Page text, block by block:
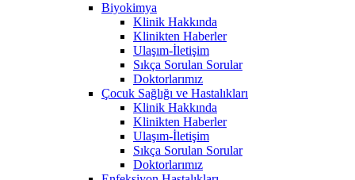
Biyokimya
Klinik Hakkında
Klinikten Haberler
Ulaşım-İletişim
Sıkça Sorulan Sorular
Doktorlarımız
Çocuk Sağlığı ve Hastalıkları
Klinik Hakkında
Klinikten Haberler
Ulaşım-İletişim
Sıkça Sorulan Sorular
Doktorlarımız